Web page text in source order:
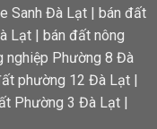
Sanh Đà Lạt | bán đất
Lạt | bán đất nông
nghiệp Phường 8 Đà
phường 12 Đà Lạt |
Phường 3 Đà Lạt |